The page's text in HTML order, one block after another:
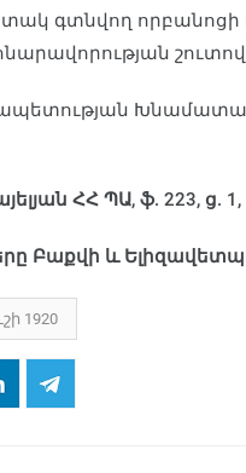
գտնվող որբանոցի
շուտով
ՀՀ ՊԱ, ֆ. 223, ց.
Բաքվի և
1920